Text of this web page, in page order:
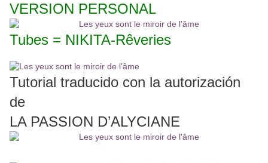
VERSION PERSONAL
Tubes = NIKITA-Rêveries
Tutorial traducido con la autorización
de
LA PASSION D’ALYCIANE